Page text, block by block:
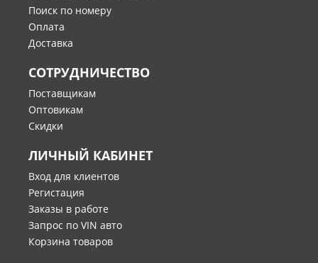
Поиск по номеру
Оплата
Доставка
СОТРУДНИЧЕСТВО
Поставщикам
Оптовикам
Скидки
ЛИЧНЫЙ КАБИНЕТ
Вход для клиентов
Регистация
Заказы в работе
Запрос по VIN авто
Корзина товаров